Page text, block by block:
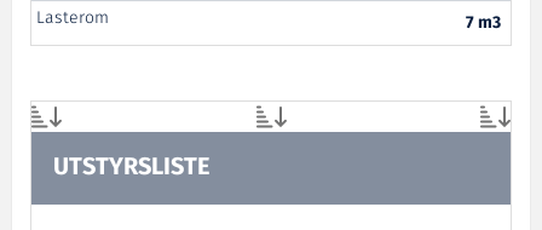
Lasterom
7 m3
UTSTYRSLISTE